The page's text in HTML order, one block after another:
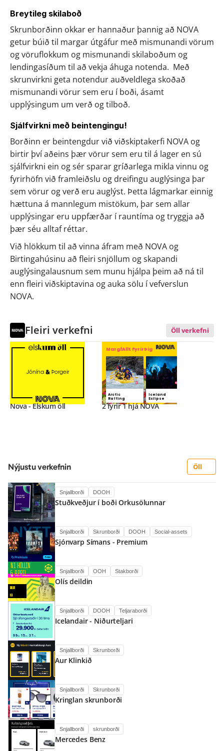
Breytileg skilaboð
Skrunborðinn okkar er hannaður þannig að NOVA
getur búið til margar útgáfur með mismunandi vörum
og vöruflokkum og mismunandi skilaboðum og
lendingasíðum til að vekja áhuga notenda.  Með
skrunvirkni geta notendur auðveldlega skoðað
mismunandi vörur sem eru í boði, ásamt
upplýsingum um verð og tilboð.
Sjálfvirkni með beintengingu!
Borðinn er beintengdur við viðskiptakerfi NOVA og
birtir því aðeins þær vörur sem eru til á lager en sú
sjálfvirkni ein og sér sparar gríðarlega mikla vinnu og
fyrirhöfn við framleiðslu og dreifingu auglýsinga þar
sem vörur og verð eru auglýst. Þetta lágmarkar einnig
hættuna á mannlegum mistökum, þar sem allar
upplýsingar eru uppfærðar í rauntíma og tryggja að
þær séu alltaf réttar.
Við hlökkum til að vinna áfram með NOVA og
Birtingahúsinu að fleiri snjöllum og skapandi
auglýsingalausnum sem munu hjálpa þeim að ná til
enn fleiri viðskiptavina og auka sölu í vefverslun
NOVA.
Fleiri verkefni Öll verkefni
Nova - Elskum öll 2 fyrir 1 hjá NOVA
Nýjustu verkefnin Öll
Stuðkveðjur í boði Orkusölunnar
Snjallborði DOOH
Sjónvarp Símans - Premium
Snjallborði Skrunborði DOOH Social-assets
Olís deildin
Snjallborði OOH Stakborði
Icelandair - Niðurteljari
Snjallborði DOOH Teljaraborði
Aur Klinkið
Snjallborði Skrunborði
Kringlan skrunborði
Snjallborði Skrunborði
Mercedes Benz
Snjallborði skrunborði